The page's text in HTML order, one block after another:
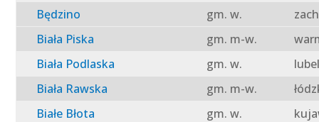
Będzino
gm. w.
Biała Piska
gm. m-w.
Biała Podlaska
gm. w.
Biała Rawska
gm. m-w.
Białe Błota
gm. w.